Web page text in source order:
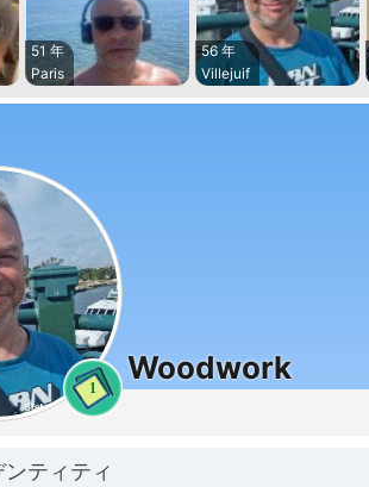
51 年
Paris
56 年
Villejuif
1
Woodwork
ティティ